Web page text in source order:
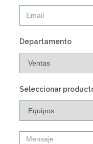
Departamento
Seleccionar